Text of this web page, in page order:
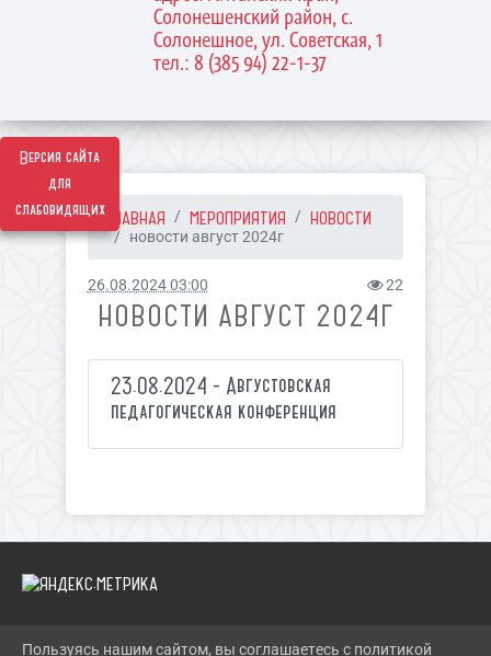
Версия сайта
для
слабовидящих
Солонешенский район, с.
Солонешное, ул. Советская, 1
тел.: 8 (385 94) 22-1-37
ГЛАВНАЯ МЕРОПРИЯТИЯ НОВОСТИ
новости август 2024г
26.08.2024 03:00 22
НОВОСТИ АВГУСТ 2024Г
23.08.2024 - Августовская
педагогическая конференция
Пользуясь нашим сайтом, вы соглашаетесь с политикой